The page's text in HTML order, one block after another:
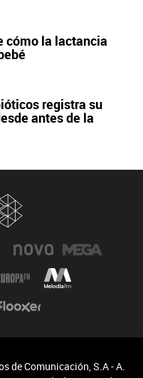
cómo la lactancia
registra su
antes de la
de Comunicación, S.A - A.